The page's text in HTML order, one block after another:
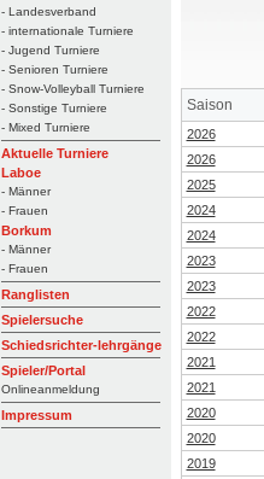
- Landesverband
- internationale Turniere
- Jugend Turniere
- Senioren Turniere
- Snow-Volleyball Turniere
- Sonstige Turniere
- Mixed Turniere
Aktuelle Turniere
Laboe
- Männer
- Frauen
Borkum
- Männer
- Frauen
Ranglisten
Spielersuche
Schiedsrichter-lehrgänge
Spieler/Portal
Onlineanmeldung
Impressum
Saison
2026
2026
2025
2024
2024
2023
2023
2022
2022
2021
2021
2020
2020
2019